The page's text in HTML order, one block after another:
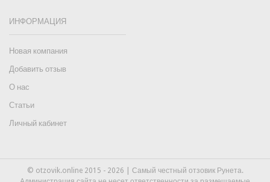
ИНФОРМАЦИЯ
Новая компания
Добавить отзыв
О нас
Статьи
Личный кабинет
© otzovik.online 2015 - 2026 | Самый честный отзовик Рунета.